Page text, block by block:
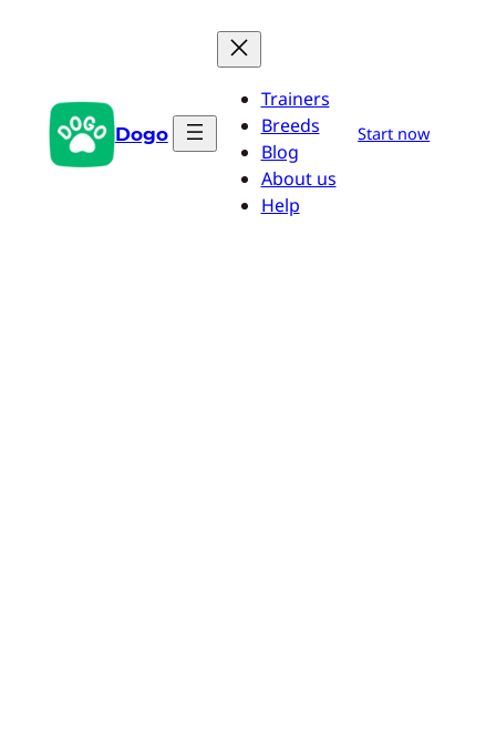
Dogo
Trainers
Breeds
Blog
About us
Help
Start now